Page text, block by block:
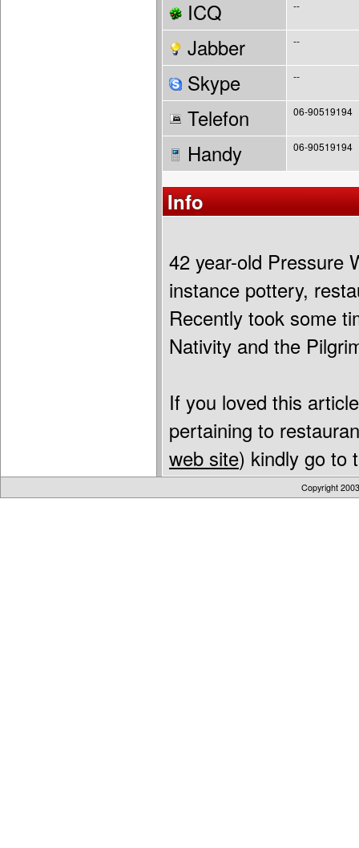
ICQ --
Jabber --
Skype --
Telefon 06-90519194
Handy 06-90519194
Info
42 year-old Pressure
instance pottery,
Recently took some
Nativity and the
If you loved this
pertaining to
web site) kindly go to
Copyright